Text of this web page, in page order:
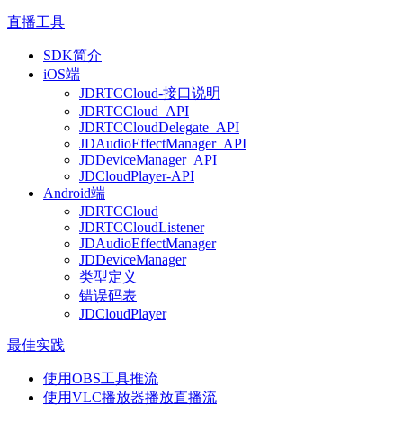
直播工具
SDK简介
iOS端
JDRTCCloud-接口说明
JDRTCCloud_API
JDRTCCloudDelegate_API
JDAudioEffectManager_API
JDDeviceManager_API
JDCloudPlayer-API
Android端
JDRTCCloud
JDRTCCloudListener
JDAudioEffectManager
JDDeviceManager
类型定义
错误码表
JDCloudPlayer
最佳实践
使用OBS工具推流
使用VLC播放器播放直播流